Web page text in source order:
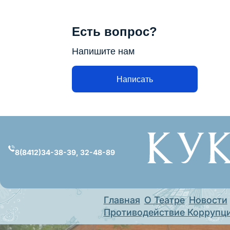
Есть вопрос?
Напишите нам
Написать
содержимому
8(8412)34-38-39, 32-48-89
Главная О Театре Новости
Противодействие